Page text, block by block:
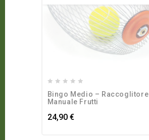
out
5
Bingo Medio – Raccoglitore
Manuale Frutti
24,90 €